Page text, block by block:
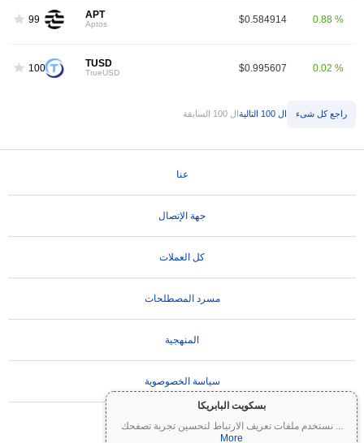
بسكويت البابريكا
نستخدم ملفات تعريف الارتباط لتحسين تجربة تصفحك ...
More
99 APT
Aptos $0.584914 0.88 %
100 TUSD
TrueUSD $0.995607 0.02 %
ال 100 السابقة ال 100 التالية راجع كل شىء
عنا
جهة الإتصال
كل العملات
مسرد المصطلحات
المنهجية
سياسة الخصوصوية
تعليمات الاستخدام